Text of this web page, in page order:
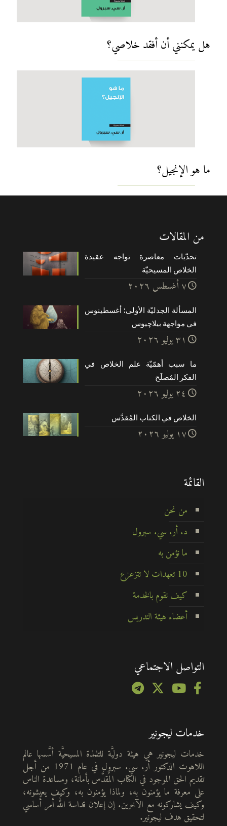
هل يمكنني أن أفقد خلاصي؟
ما هو الإنجيل؟
من المقالات
تحدّيات معاصرة تواجه عقيدة
الخلاص المسيحيّة
۷ أغسطس ۲۰۲٦
المسألة الجدليّة الأولى: أغسطينوس
في مواجهة بيلاچيوس
۳۱ يوليو ۲۰۲٦
ما سبب أهمّيّة علم الخلاص في
الفكر المُصلَح
۲٤ يوليو ۲۰۲٦
الخلاص في الكتاب المُقدَّس
۱۷ يوليو ۲۰۲٦
القائمة
من نحن
د. أر. سي. سبرول
ما نؤمن به
10 تعهدات لا تتزعزع
كيف نقوم بالخدمة
أعضاء هيئة التدريس
التواصل الاجتماعي
خدمات ليجونير
خدمات ليجونير هي هيئة دوليَّة للتلمذة المسيحيَّة أسَّسها عالم
اللاهوت الدكتور أر. سي. سبرول في عام 1971 من أجل
تقديم الحق الموجود في الكتاب المُقدَّس بأمانة، ومساعدة الناس
على معرفة ما يؤمنون به، ولماذا يؤمنون به، وكيف يعيشونه،
وكيف يشاركونه مع الآخرين. إن إعلان قداسة الله أمر أساسي
لتحقيق هدف ليجونير.